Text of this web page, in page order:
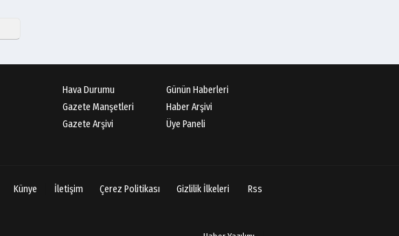
Hava Durumu
Günün Haberleri
Gazete Manşetleri
Haber Arşivi
Gazete Arşivi
Üye Paneli
Künye İletişim Çerez Politikası Gizlilik İlkeleri Rss